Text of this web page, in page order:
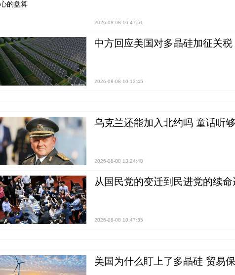
2026-08-08 10:47:51
中方回应美国对多晶硅加征关
2026-08-08 10:12:45
乌克兰还能加入北约吗 童话听
2026-08-08 13:24:48
从国民党的变迁到民进党的续
2026-08-08 10:47:35
美国为什么盯上了多晶硅 贸易